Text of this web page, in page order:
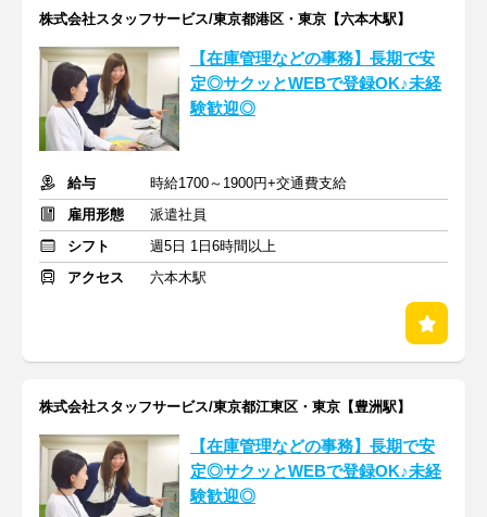
株式会社スタッフサービス/東京都港区・東京【六本木駅】
【在庫管理などの事務】長期で安
定◎サクッとWEBで登録OK♪未経
験歓迎◎
給与
時給1700～1900円+交通費支給
雇用形態
派遣社員
シフト
週5日 1日6時間以上
アクセス
六本木駅
株式会社スタッフサービス/東京都江東区・東京【豊洲駅】
【在庫管理などの事務】長期で安
定◎サクッとWEBで登録OK♪未経
験歓迎◎